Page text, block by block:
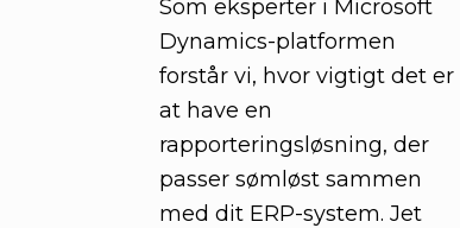
Som eksperter i Microsoft
Dynamics-platformen
forstår vi, hvor vigtigt det er
at have en
rapporteringsløsning, der
passer sømløst sammen
med dit ERP-system. Jet